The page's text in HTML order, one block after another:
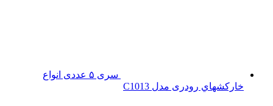
سری ۵ عددی انواع
خارکشهاي رودری مدل C1013